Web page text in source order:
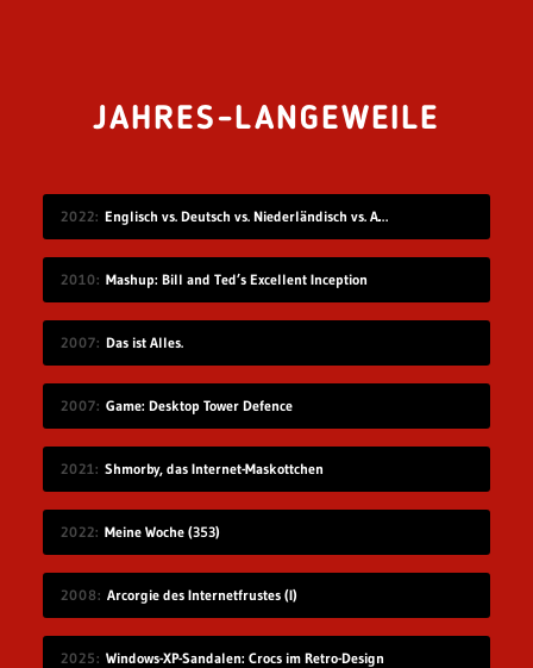
JAHRES-LANGEWEILE
2022 Englisch vs. Deutsch vs. Niederländisch vs. Afrikaans
2010 Mashup: Bill and Ted’s Excellent Inception
2007 Das ist Alles.
2007 Game: Desktop Tower Defence
2021 Shmorby, das Internet-Maskottchen
2022 Meine Woche (353)
2008 Arcorgie des Internetfrustes (I)
2025 Windows-XP-Sandalen: Crocs im Retro-Design